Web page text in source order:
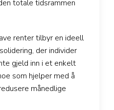
totale tidsrammen
renter tilbyr en ideell
der individer
gjeld inn i et enkelt
som hjelper med å
månedlige